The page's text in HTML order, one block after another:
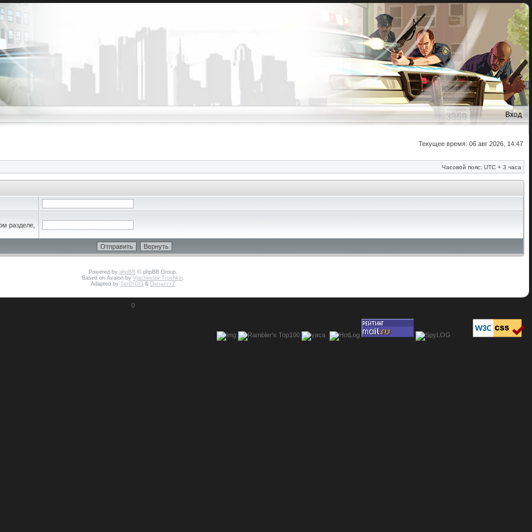
Вход
Текущее время: 06 авг 2026, 14:47
Часовой пояс: UTC + 3 часа
разделе,
Powered by phpBB © phpBB Group.
Based on Avalon by Vjacheslav Trushkin.
Adapted by SerDIDG& DimazzzZ
0